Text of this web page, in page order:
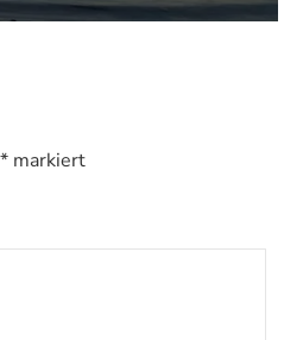
* markiert